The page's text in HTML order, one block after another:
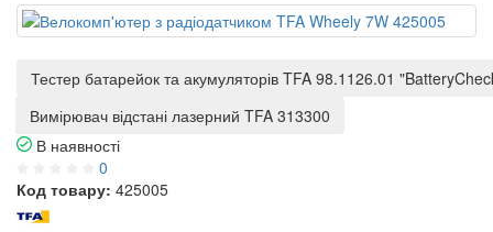
Тестер батарейок та акумуляторів TFA 98.1126.01
Вимірювач відстані лазерний TFA 313300
В наявності
0
Код товару: 425005